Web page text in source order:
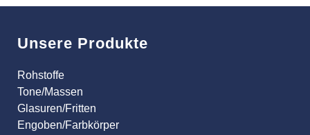
Unsere Produkte
Rohstoffe
Tone/Massen
Glasuren/Fritten
Engoben/Farbkörper